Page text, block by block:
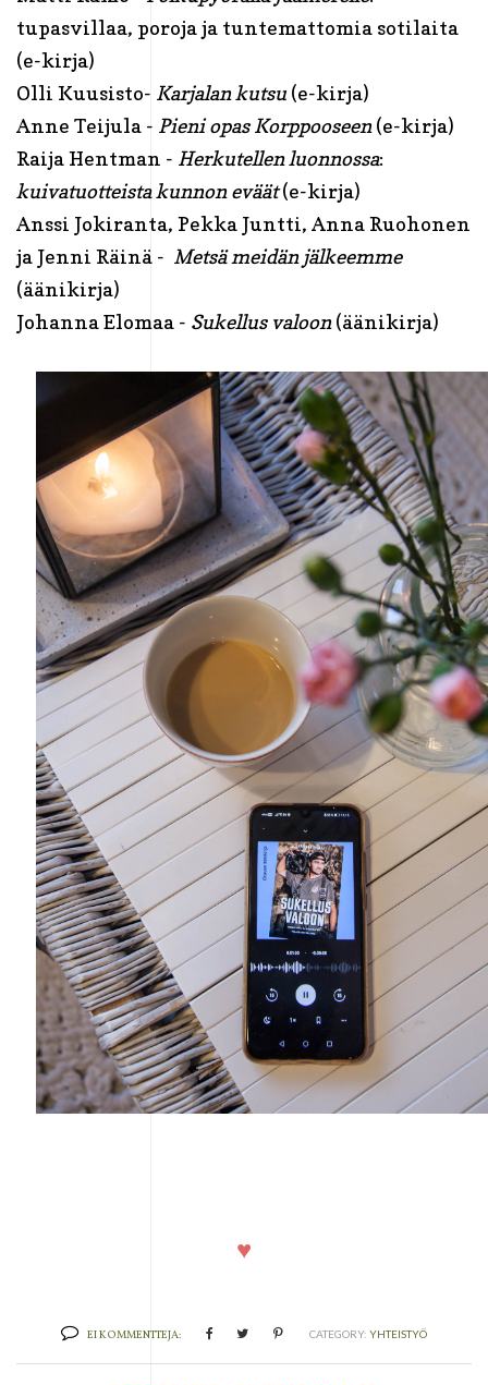
tupasvillaa, poroja ja tuntemattomia sotilaita
(e-kirja)
Olli Kuusisto- Karjalan kutsu (e-kirja)
Anne Teijula - Pieni opas Korppooseen(e-kirja)
Raija Hentman - Herkutellen luonnossa:
kuivatuotteista kunnon eväät(e-kirja)
Anssi Jokiranta, Pekka Juntti, Anna Ruohonen
ja Jenni Räinä - Metsä meidän jälkeemme
(äänikirja)
Johanna Elomaa - Sukellus valoon(äänikirja)
♥
EI KOMMENTTEJA: CATEGORY: YHTEISTYÖ